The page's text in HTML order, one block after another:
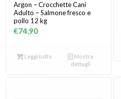
Argon – Crocchette Cani
Adulto – Salmone fresco e
pollo 12 kg
€74,90
Leggi tutto
Mostra
dettagli